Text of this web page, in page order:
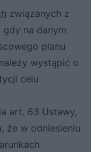
związanych z
na danym
planu
wystąpić o
celu
art. 63 Ustawy,
że w odniesieniu